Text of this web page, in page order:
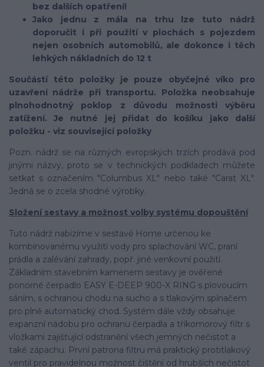
bez dalších opatření!
Jako jednu z mála na trhu lze tuto nádrž
doporučit i při použití v plochách s pojezdem
nejen osobních automobilů, ale dokonce i těch
lehkých nákladních do 12 t
Součástí této položky je pouze obyčejné víko pro
uzavření nádrže při transportu. Položka neobsahuje
plnohodnotný poklop z důvodu možnosti výběru
zatížení. Je nutné jej přidat do košíku jako další
položku - viz související položky
Pozn. nádrž se na různých evropských trzích prodává pod
jinými názvy, proto se v technických podkladech můžete
setkat s označením "Columbus XL" nebo také "Carat XL".
Jedná se o zcela shodné výrobky.
Složení sestavy a možnost volby systému dopouštění
Tuto nádrž nabízíme v sestavě Home určenou ke
kombinovanému využití vody pro splachování WC, praní
prádla a zalévání zahrady, popř. jiné venkovní použití.
Základním stavebním kamenem sestavy je ověřené
ponorné čerpadlo EASY E-DEEP 900-X RING s plovoucím
sáním, s ochranou chodu na sucho a s tlakovým spínačem
pro plně automatický chod. Systém dále vždy obsahuje
expanzní nádobu pro ochranu čerpadla a tříkomorový filtr s
vložkami zajišťující odstranění všech jemných nečistot a
také zápachu. První patrona filtru má praktický protitlakový
ventil pro pravidelnou možnost čištění od hrubších nečistot